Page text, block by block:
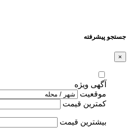
جستجو پیشرفته
×
آگهی ویژه
موقعیت
کمترین قیمت
بیشترین قیمت